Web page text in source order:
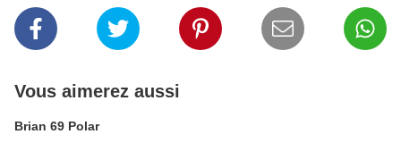
Vous aimerez aussi
Brian 69 Polar